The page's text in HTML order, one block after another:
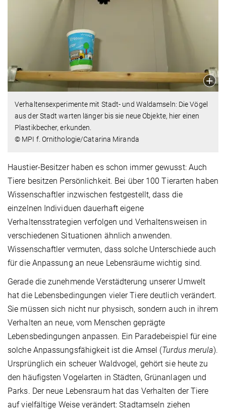
Verhaltensexperimente mit Stadt- und Waldamseln: Die Vögel
aus der Stadt warten länger bis sie neue Objekte, hier einen
Plastikbecher, erkunden.
© MPI f. Ornithologie/Catarina Miranda
Haustier-Besitzer haben es schon immer gewusst: Auch
Tiere besitzen Persönlichkeit. Bei über 100 Tierarten haben
Wissenschaftler inzwischen festgestellt, dass die
einzelnen Individuen dauerhaft eigene
Verhaltensstrategien verfolgen und Verhaltensweisen in
verschiedenen Situationen ähnlich anwenden.
Wissenschaftler vermuten, dass solche Unterschiede auch
für die Anpassung an neue Lebensräume wichtig sind.
Gerade die zunehmende Verstädterung unserer Umwelt
hat die Lebensbedingungen vieler Tiere deutlich verändert.
Sie müssen sich nicht nur physisch, sondern auch in ihrem
Verhalten an neue, vom Menschen geprägte
Lebensbedingungen anpassen. Ein Paradebeispiel für eine
solche Anpassungsfähigkeit ist die Amsel (Turdus merula).
Ursprünglich ein scheuer Waldvogel, gehört sie heute zu
den häufigsten Vogelarten in Städten, Grünanlagen und
Parks. Der neue Lebensraum hat das Verhalten der Tiere
auf vielfältige Weise verändert: Stadtamseln ziehen